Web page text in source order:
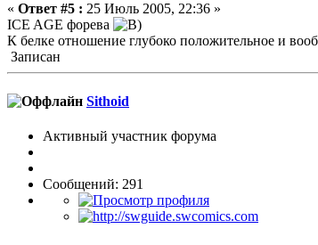
« Ответ #5 : 25 Июль 2005, 22:36 »
ICE AGE форева
К белке отношение глубоко положительное и
Записан
Sithoid
Активный участник форума
Сообщений: 291